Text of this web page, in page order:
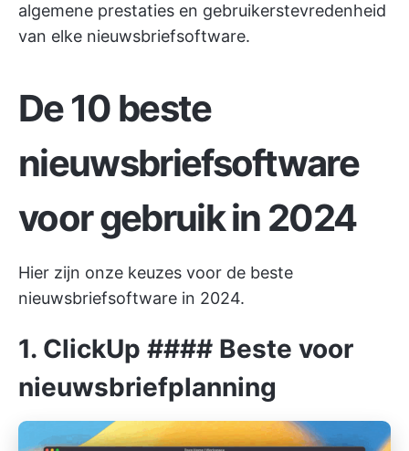
algemene prestaties en gebruikerstevredenheid
van elke nieuwsbriefsoftware.
De 10 beste
nieuwsbriefsoftware
voor gebruik in 2024
Hier zijn onze keuzes voor de beste
nieuwsbriefsoftware in 2024.
1. ClickUp #### Beste voor
nieuwsbriefplanning